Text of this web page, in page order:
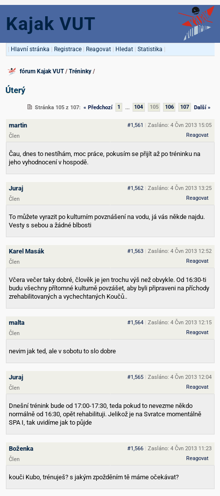
Kajak VUT
Hlavní stránka Registrace Reagovat Hledat Statistika
fórum Kajak VUT/Tréninky /
Úterý
Stránka 105 z 107:« Předchozí 1 ... 104 105 106 107 Další »
martin
Člen
#1,561 | Zasláno: 4 Čvn 2013 15:05
Reagovat
Čau, dnes to nestíhám, moc práce, pokusím se přijít až po tréninku na
jeho vyhodnocení v hospodě.
Juraj
Člen
#1,562 | Zasláno: 4 Čvn 2013 13:25
Reagovat
To můžete vyrazit po kulturním povznášení na vodu, já vás někde najdu.
Vesty s sebou a žádné blbosti
Karel Masák
Člen
#1,563 | Zasláno: 4 Čvn 2013 12:52
Reagovat
Včera večer taky dobré, člověk je jen trochu výš než obvykle. Od 16:30-ti
budu všechny přítomné kulturně povzášet, aby byli připraveni na příchody
zrehabilitovaných a vychechtaných Koučů..
malta
Člen
#1,564 | Zasláno: 4 Čvn 2013 12:15
Reagovat
nevim jak ted, ale v sobotu to slo dobre
Juraj
Člen
#1,565 | Zasláno: 4 Čvn 2013 12:04
Reagovat
Dnešní trénink bude od 17:00-17:30, teda pokud to nevezme někdo
normálně od 16:30, opět rehabilituji. Jelikož je na Svratce momentálně
SPA I, tak uvidíme jak to půjde
Boženka
Člen
#1,566 | Zasláno: 4 Čvn 2013 11:23
Reagovat
kouči Kubo, trénuješ? s jakým zpožděním tě máme očekávat?